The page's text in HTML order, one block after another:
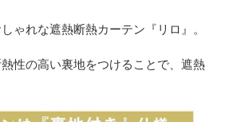
ゃれな遮熱断熱カーテン『リロ』。
性の高い裏地をつけることで、遮熱